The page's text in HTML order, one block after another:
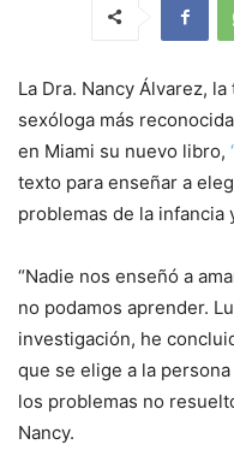
La Dra. Nancy Álvarez,
sexóloga más
en Miami su nuevo libro,
texto para enseñar a
problemas de la infancia
“Nadie nos enseñó a
no podamos aprender.
investigación, he
que se elige a la
los problemas no
Nancy.